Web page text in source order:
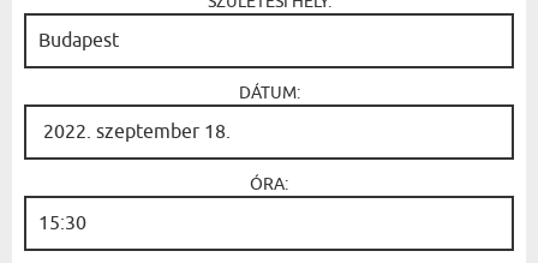
DÁTUM:
ÓRA: